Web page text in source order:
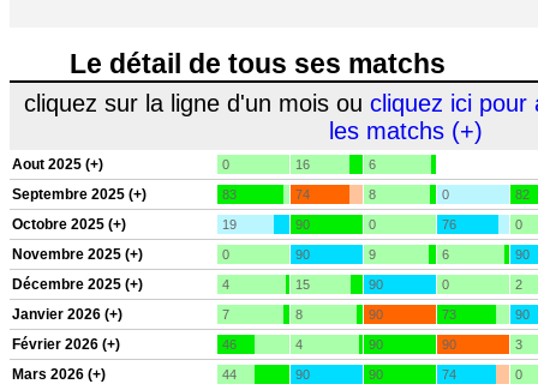
Le détail de tous ses matchs
cliquez sur la ligne d'un mois ou cliquez ici pour
les matchs (+)
Aout 2025 (+) 0 16 6
Septembre 2025 (+) 83 74 8 0 82
Octobre 2025 (+) 19 90 0 76 0
Novembre 2025 (+) 0 90 9 6 90
Décembre 2025 (+) 4 15 90 0 2
Janvier 2026 (+) 7 8 90 73 90
Février 2026 (+) 46 4 90 90 3
Mars 2026 (+) 44 90 90 74 0